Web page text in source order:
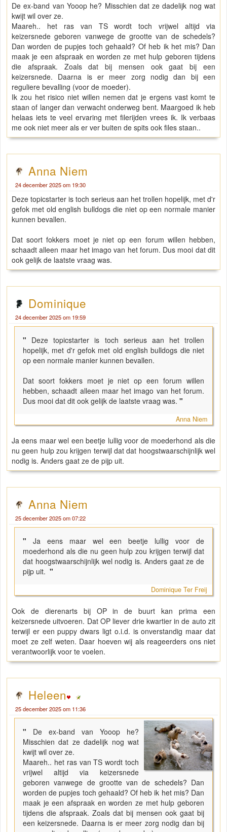
De ex-band van Yooop he? Misschien dat ze dadelijk nog wat
kwijt wil over ze.
Maareh.. het ras van TS wordt toch vrijwel altijd via
keizersnede geboren vanwege de grootte van de schedels?
Dan worden de pupjes toch gehaald? Of heb ik het mis? Dan
maak je een afspraak en worden ze met hulp geboren tijdens
die afspraak. Zoals dat bij mensen ook gaat bij een
keizersnede. Daarna is er meer zorg nodig dan bij een
reguliere bevalling (voor de moeder).
Ik zou het risico niet willen nemen dat je ergens vast komt te
staan of langer dan verwacht onderweg bent. Maargoed ik heb
helaas iets te veel ervaring met filerijden vrees ik. Ik verbaas
me ook niet meer als er ver buiten de spits ook files staan..
Anna Niem
24 december 2025 om 19:30
Deze topicstarter is toch serieus aan het trollen hopelijk, met d'r
gefok met old english bulldogs die niet op een normale manier
kunnen bevallen.
Dat soort fokkers moet je niet op een forum willen hebben,
schaadt alleen maar het imago van het forum. Dus mooi dat dit
ook gelijk de laatste vraag was.
Dominique
24 december 2025 om 19:59
" Deze topicstarter is toch serieus aan het trollen
hopelijk, met d'r gefok met old english bulldogs die niet
op een normale manier kunnen bevallen.
Dat soort fokkers moet je niet op een forum willen
hebben, schaadt alleen maar het imago van het forum.
Dus mooi dat dit ook gelijk de laatste vraag was. "
Anna Niem
Ja eens maar wel een beetje lullig voor de moederhond als die
nu geen hulp zou krijgen terwijl dat dat hoogstwaarschijnlijk wel
nodig is. Anders gaat ze de pijp uit.
Anna Niem
25 december 2025 om 07:22
" Ja eens maar wel een beetje lullig voor de
moederhond als die nu geen hulp zou krijgen terwijl dat
dat hoogstwaarschijnlijk wel nodig is. Anders gaat ze de
pijp uit. "
Dominique Ter Freij
Ook de dierenarts bij OP in de buurt kan prima een
keizersnede uitvoeren. Dat OP liever drie kwartier in de auto zit
terwijl er een puppy dwars ligt o.i.d. is onverstandig maar dat
moet ze zelf weten. Daar hoeven wij als reageerders ons niet
verantwoorlijk voor te voelen.
Heleen
25 december 2025 om 11:36
" De ex-band van Yooop he?
Misschien dat ze dadelijk nog wat
kwijt wil over ze.
Maareh.. het ras van TS wordt toch
vrijwel altijd via keizersnede
geboren vanwege de grootte van de schedels? Dan
worden de pupjes toch gehaald? Of heb ik het mis? Dan
maak je een afspraak en worden ze met hulp geboren
tijdens die afspraak. Zoals dat bij mensen ook gaat bij
een keizersnede. Daarna is er meer zorg nodig dan bij